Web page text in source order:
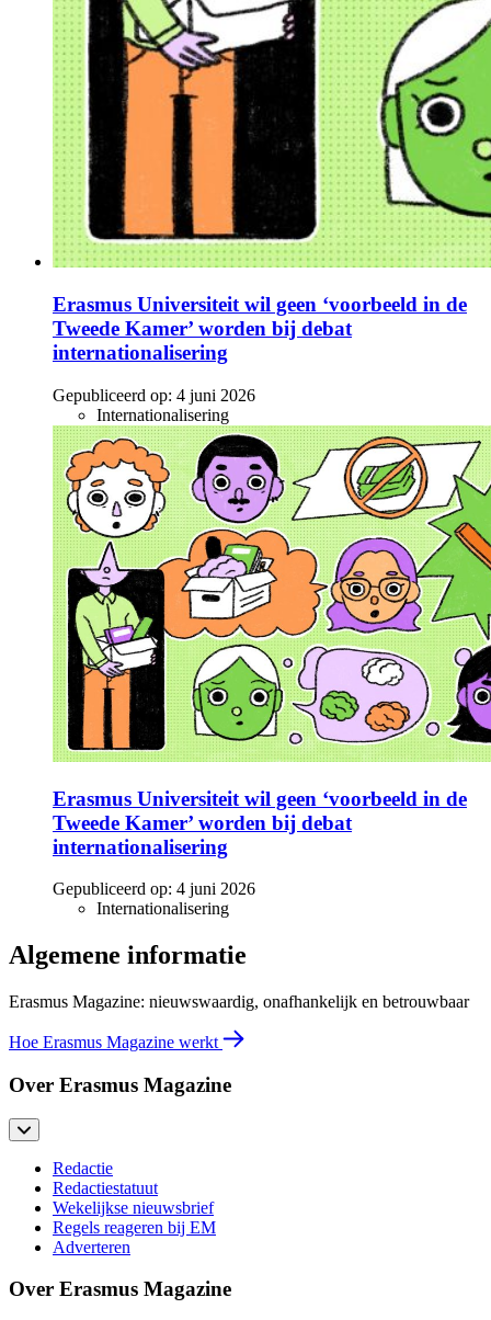
Erasmus Universiteit wil geen ‘voorbeeld in de
Tweede Kamer’ worden bij debat
internationalisering
Gepubliceerd op: 4 juni 2026
Internationalisering
Erasmus Universiteit wil geen ‘voorbeeld in de
Tweede Kamer’ worden bij debat
internationalisering
Gepubliceerd op: 4 juni 2026
Internationalisering
Algemene informatie
Erasmus Magazine: nieuwswaardig, onafhankelijk en betrouwbaar
Hoe Erasmus Magazine werkt
Over Erasmus Magazine
Redactie
Redactiestatuut
Wekelijkse nieuwsbrief
Regels reageren bij EM
Adverteren
Over Erasmus Magazine